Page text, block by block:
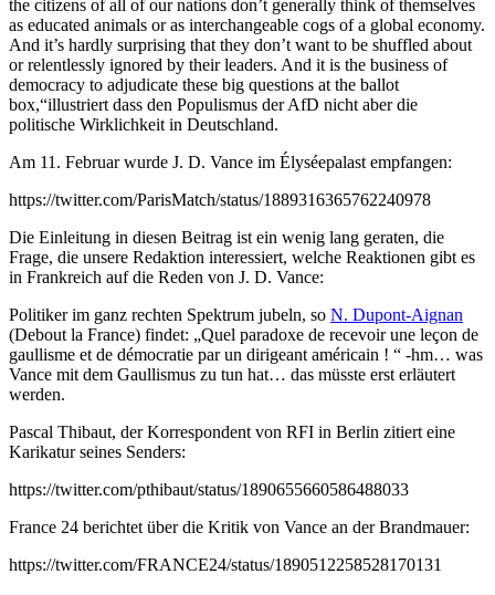
the citizens of all of our nations don’t generally think of themselves
as educated animals or as interchangeable cogs of a global economy.
And it’s hardly surprising that they don’t want to be shuffled about
or relentlessly ignored by their leaders. And it is the business of
democracy to adjudicate these big questions at the ballot
box,“illustriert dass den Populismus der AfD nicht aber die
politische Wirklichkeit in Deutschland.
Am 11. Februar wurde J. D. Vance im Élyséepalast empfangen:
https://twitter.com/ParisMatch/status/1889316365762240978
Die Einleitung in diesen Beitrag ist ein wenig lang geraten, die
Frage, die unsere Redaktion interessiert, welche Reaktionen gibt es
in Frankreich auf die Reden von J. D. Vance:
Politiker im ganz rechten Spektrum jubeln, so N. Dupont-Aignan
(Debout la France) findet: „Quel paradoxe de recevoir une leçon de
gaullisme et de démocratie par un dirigeant américain ! “ -hm… was
Vance mit dem Gaullismus zu tun hat… das müsste erst erläutert
werden.
Pascal Thibaut, der Korrespondent von RFI in Berlin zitiert eine
Karikatur seines Senders:
https://twitter.com/pthibaut/status/1890655660586488033
France 24 berichtet über die Kritik von Vance an der Brandmauer:
https://twitter.com/FRANCE24/status/1890512258528170131